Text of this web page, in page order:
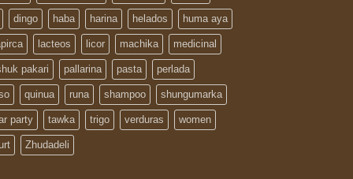
dingo haba harina helados huma aya
lacteos licor machika medicinal
pakari pallarina pasta perlada
quinua runa shampoo shungumarka
party tawka trigo verduras women
Zhudadeli